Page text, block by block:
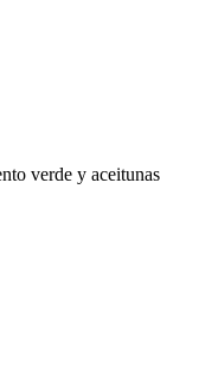
verde y aceitunas